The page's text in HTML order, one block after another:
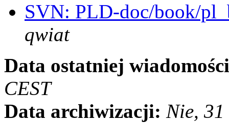
SVN: PLD-doc/book/
qwiat
Data ostatniej
CEST
Data archiwizacji: Nie,